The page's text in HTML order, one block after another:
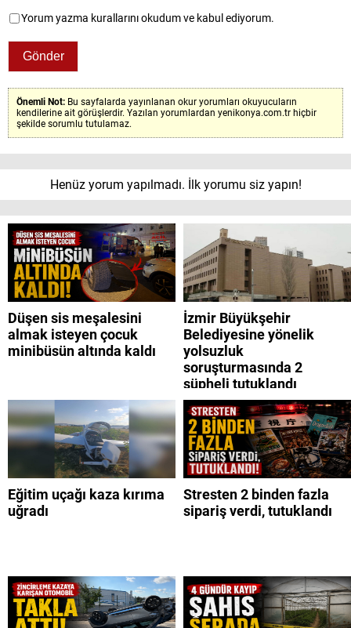
Yorum yazma kurallarını okudum ve kabul ediyorum.
Önemli Not: Bu sayfalarda yayınlanan okur yorumları okuyucuların
kendilerine ait görüşlerdir. Yazılan yorumlardan yenikonya.com.tr hiçbir
şekilde sorumlu tutulamaz.
Henüz yorum yapılmadı. İlk yorumu siz yapın!
Düşen sis meşalesini
almak isteyen çocuk
minibüsün altında kaldı
İzmir Büyükşehir
Belediyesine yönelik
yolsuzluk
soruşturmasında 2
şüpheli tutuklandı
Eğitim uçağı kaza kırıma
uğradı
Stresten 2 binden fazla
sipariş verdi, tutuklandı